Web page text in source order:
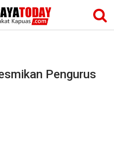
Pengurus